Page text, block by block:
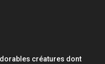
créatures dont